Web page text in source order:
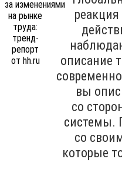
реакция
описание
вы
со
системы.
со
которые